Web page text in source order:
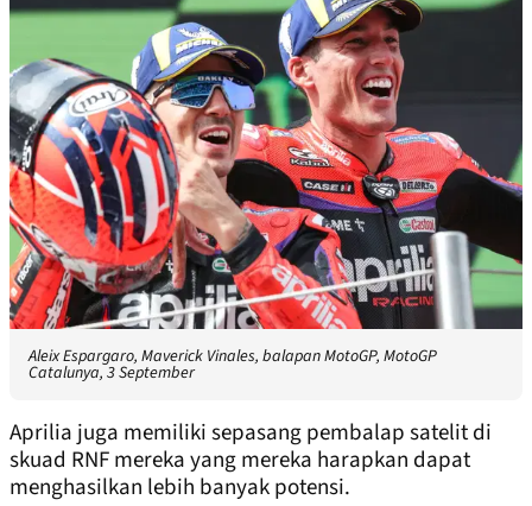
Aleix Espargaro, Maverick Vinales, balapan MotoGP, MotoGP
Catalunya, 3 September
Aprilia juga memiliki sepasang pembalap satelit di
skuad RNF mereka yang mereka harapkan dapat
menghasilkan lebih banyak potensi.